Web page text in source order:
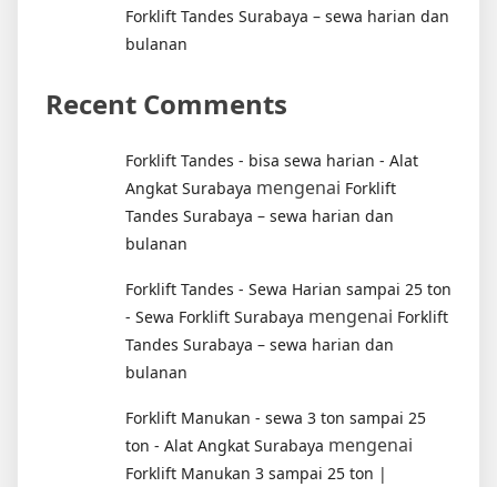
Forklift Tandes Surabaya – sewa harian dan
bulanan
Recent Comments
Forklift Tandes - bisa sewa harian - Alat
Angkat Surabaya mengenai Forklift
Tandes Surabaya – sewa harian dan
bulanan
Forklift Tandes - Sewa Harian sampai 25 ton
- Sewa Forklift Surabaya mengenai Forklift
Tandes Surabaya – sewa harian dan
bulanan
Forklift Manukan - sewa 3 ton sampai 25
ton - Alat Angkat Surabaya mengenai
Forklift Manukan 3 sampai 25 ton |